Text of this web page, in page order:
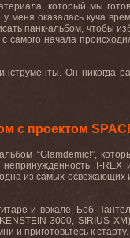
который мы
оказалась куча
панк-альбом, чтобы
начала
Он никогда
с проектом
“Glamdemic!”,
непринужденностьT-REX
одна из самых
и вокале, Боб
3000, SIRIUS XM
и приготовьтесь к старту.